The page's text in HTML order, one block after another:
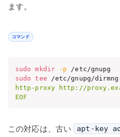
ます。
コマンド
sudo mkdir -p
sudo
tee /etc/gnupg/
http-proxy http://
EOF
この対応は、古い apt-key